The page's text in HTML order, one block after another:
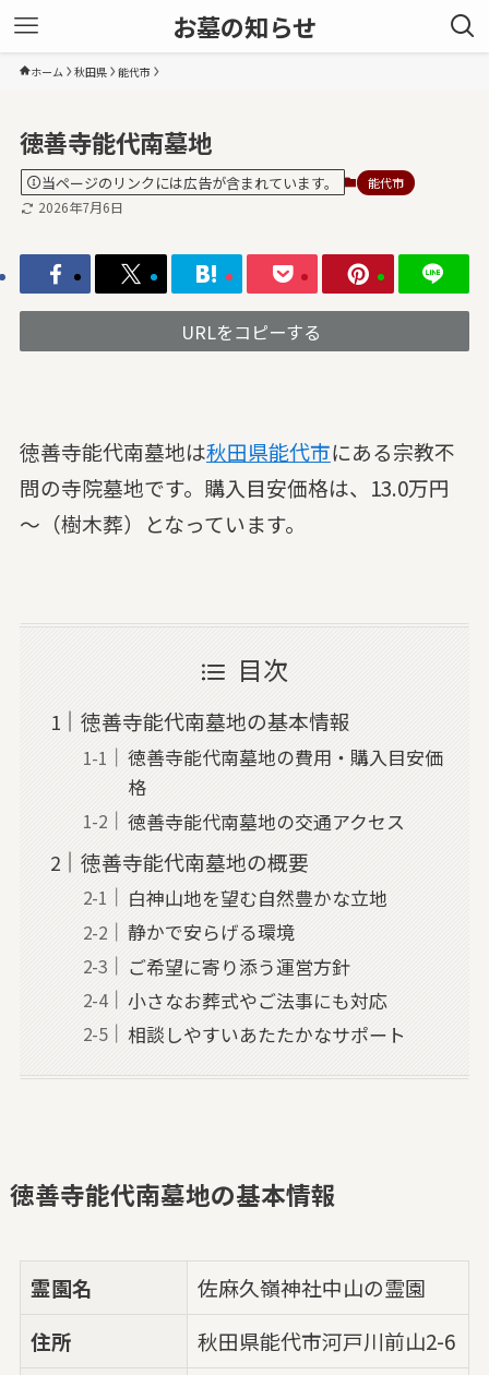
お墓の知らせ
ホーム 秋田県 能代市
徳善寺能代南墓地
当ページのリンクには広告が含まれています。 能代市
2026年7月6日
URLをコピーする
徳善寺能代南墓地は秋田県能代市にある宗教不
問の寺院墓地です。購入目安価格は、13.0万円
～（樹木葬）となっています。
目次
徳善寺能代南墓地の基本情報
徳善寺能代南墓地の費用・購入目安価
格
徳善寺能代南墓地の交通アクセス
徳善寺能代南墓地の概要
白神山地を望む自然豊かな立地
静かで安らげる環境
ご希望に寄り添う運営方針
小さなお葬式やご法事にも対応
相談しやすいあたたかなサポート
徳善寺能代南墓地の基本情報
霊園名
佐麻久嶺神社中山の霊園
住所
秋田県能代市河戸川前山2-6